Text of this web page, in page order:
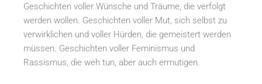
Geschichten voller Wünsche und Träume, die verfolgt
werden wollen. Geschichten voller Mut, sich selbst zu
verwirklichen und voller Hürden, die gemeistert werden
müssen. Geschichten voller Feminismus und
Rassismus, die weh tun, aber auch ermutigen.